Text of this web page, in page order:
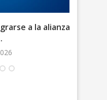
a la alianza